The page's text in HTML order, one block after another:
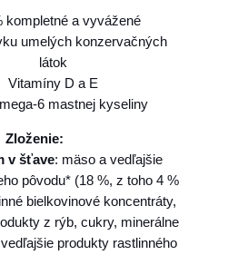
kompletné a vyvážené
umelých konzervačných
látok
Vitamíny D a E
6 mastnej kyseliny
Zloženie:
v šťave: mäso a vedľajšie
pôvodu* (18 %, z toho 4 %
bielkovinové koncentráty,
z rýb, cukry, minerálne
produkty rastlinného